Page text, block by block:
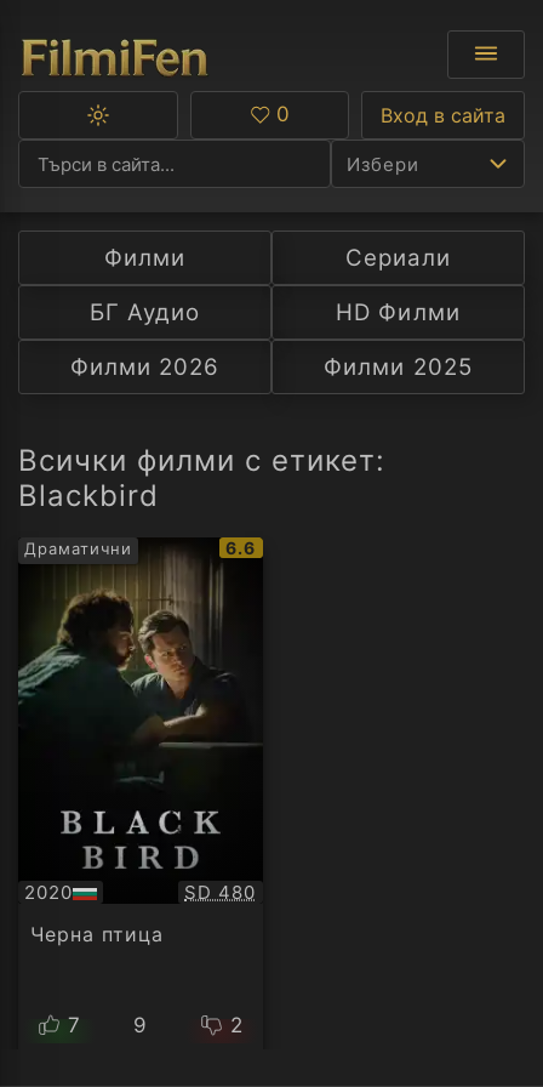
Избери
Ф
С
А
Превключване
тъмна
тема
Любими
0 Вход в сайта
Филми
Сериали
БГ Аудио
HD Филми
Филми 2026
Филми 2025
Всички филми с етикет:
Blackbird
Драматични
IMDb
6.6
2020
БГ
аудио
Качество:
SD 480
Черна птица
7 9 2